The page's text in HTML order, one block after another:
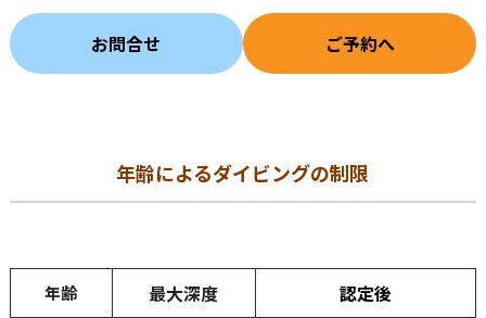
お問合せ ご予約へ
年齢によるダイビングの制限
年齢 最大深度 認定後